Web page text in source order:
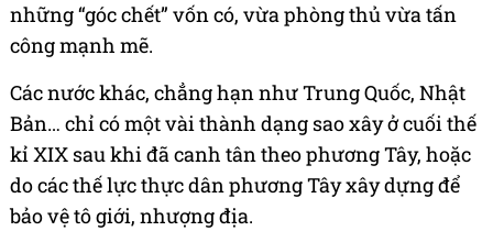
những “góc chết” vốn có, vừa phòng thủ vừa tấn
công mạnh mẽ.
Các nước khác, chẳng hạn như Trung Quốc, Nhật
Bản… chỉ có một vài thành dạng sao xây ở cuối thế
kỉ XIX sau khi đã canh tân theo phương Tây, hoặc
do các thế lực thực dân phương Tây xây dựng để
bảo vệ tô giới, nhượng địa.